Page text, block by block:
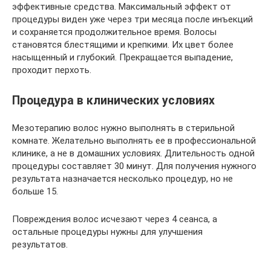
эффективные средства. Максимальный эффект от
процедуры виден уже через три месяца после инъекций
и сохраняется продолжительное время. Волосы
становятся блестящими и крепкими. Их цвет более
насыщенный и глубокий. Прекращается выпадение,
проходит перхоть.
Процедура в клинических условиях
Мезотерапию волос нужно выполнять в стерильной
комнате. Желательно выполнять ее в профессиональной
клинике, а не в домашних условиях. Длительность одной
процедуры составляет 30 минут. Для получения нужного
результата назначается несколько процедур, но не
больше 15.
Повреждения волос исчезают через 4 сеанса, а
остальные процедуры нужны для улучшения
результатов.